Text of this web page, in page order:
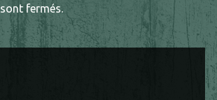
fermés.